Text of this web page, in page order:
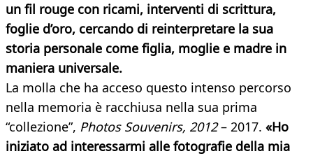
un fil rouge con ricami, interventi di scrittura,
foglie d’oro, cercando di reinterpretare la sua
storia personale come figlia, moglie e madre in
maniera universale.
La molla che ha acceso questo intenso percorso
nella memoria è racchiusa nella sua prima
“collezione”, Photos Souvenirs, 2012– 2017. «Ho
iniziato ad interessarmi alle fotografie della mia